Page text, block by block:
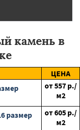
камень в
ЦЕНА
от557 р./
м2
размер
от605 р./
м2